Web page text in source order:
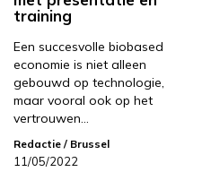
training
Een succesvolle biobased
economie is niet alleen
gebouwd op technologie,
maar vooral ook op het
vertrouwen…
Redactie / Brussel
11/05/2022